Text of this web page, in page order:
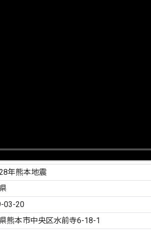
年熊本地震
03-20
熊本市中央区水前寺6-18-1